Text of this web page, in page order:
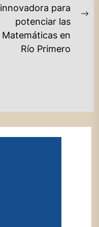
innovadora para
potenciar las
Matemáticas en
Río Primero